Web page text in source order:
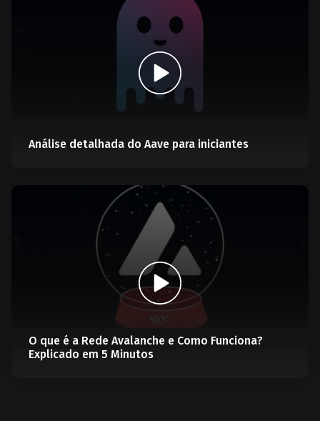
Análise detalhada do Aave para iniciantes
O que é a Rede Avalanche e Como Funciona?
Explicado em 5 Minutos